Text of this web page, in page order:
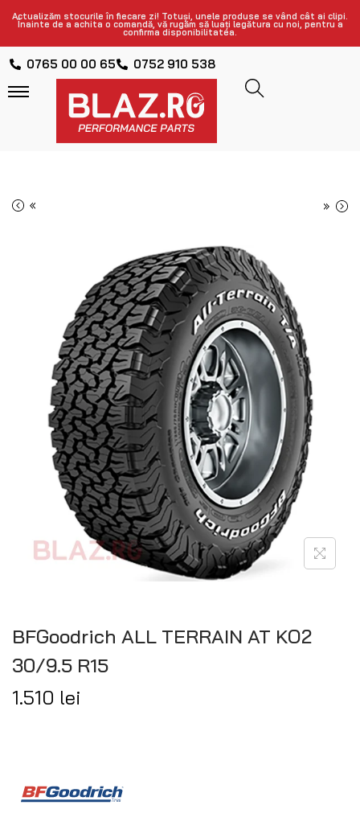
Actualizăm stocurile în fiecare zi! Totuși, unele produse se vând cât ai clipi.
Înainte de a achita o comandă, vă rugăm să luați legătura cu noi, pentru a
confirma disponibilitatea.
0765 00 00 65 0752 910 538
« »
BFGoodrich ALL TERRAIN AT KO2
30/9.5 R15
1.510 lei